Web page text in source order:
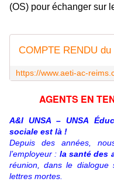
(OS) pour échanger sur
AGENTS EN
A&I UNSA – UNSA
sociale est là !
Depuis des années,
l’employeur : la santé des
réunion, dans le dialogue
lettres mortes.